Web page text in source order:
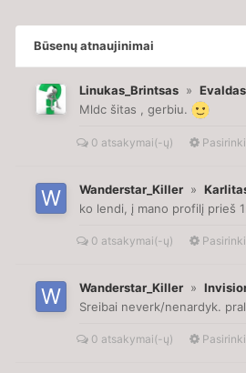
Būsenų atnaujinimai
Linukas_Brintsas »
Mldc šitas , gerbiu.
0 atsakymai(-ų)
Wanderstar_Killer »
ko lendi, į mano profilį prieš
0 atsakymai(-ų)
Wanderstar_Killer »
Sreibai neverk/nenardyk.
0 atsakymai(-ų)